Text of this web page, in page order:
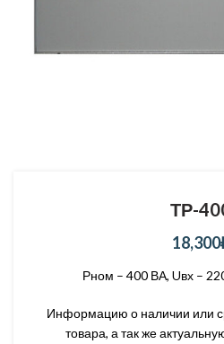
ТР-
18,300
Рном – 400 ВА, Uвх –
Информацию о наличии или
товара, а так же